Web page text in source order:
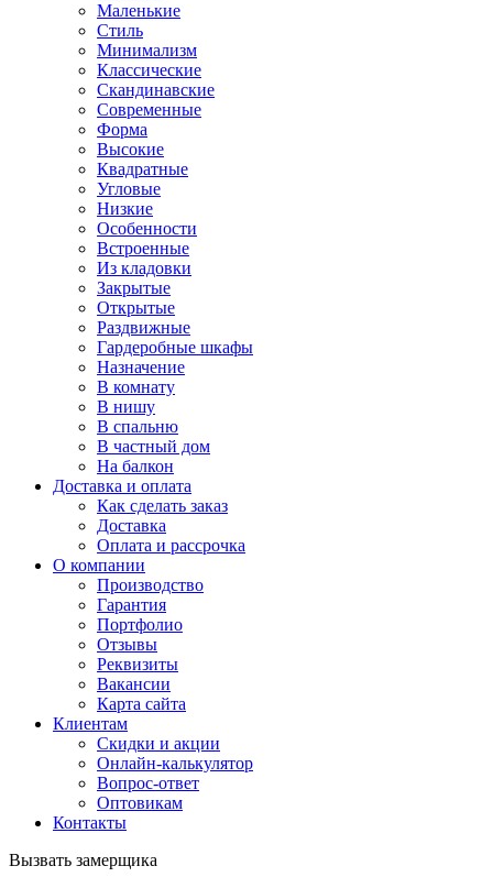
Маленькие
Стиль
Минимализм
Классические
Скандинавские
Современные
Форма
Высокие
Квадратные
Угловые
Низкие
Особенности
Встроенные
Из кладовки
Закрытые
Открытые
Раздвижные
Гардеробные шкафы
Назначение
В комнату
В нишу
В спальню
В частный дом
На балкон
Доставка и оплата
Как сделать заказ
Доставка
Оплата и рассрочка
О компании
Производство
Гарантия
Портфолио
Отзывы
Реквизиты
Вакансии
Карта сайта
Клиентам
Скидки и акции
Онлайн-калькулятор
Вопрос-ответ
Оптовикам
Контакты
Вызвать замерщика